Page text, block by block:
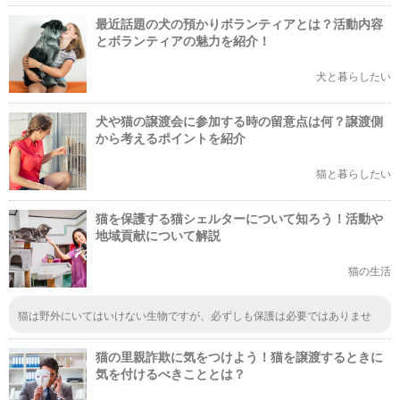
最近話題の犬の預かりボランティアとは？活動内容
とボランティアの魅力を紹介！
犬と暮らしたい
犬や猫の譲渡会に参加する時の留意点は何？譲渡側
から考えるポイントを紹介
猫と暮らしたい
猫を保護する猫シェルターについて知ろう！活動や
地域貢献について解説
猫の生活
猫は野外にいてはいけない生物ですが、必ずしも保護は必要ではありませ
はありません。 勘違いしないでください。
猫の里親詐欺に気をつけよう！猫を譲渡するときに
気を付けるべきこととは？